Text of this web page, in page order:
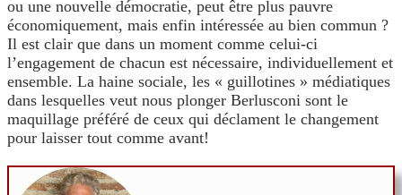
ou une nouvelle démocratie, peut être plus pauvre
économiquement, mais enfin intéressée au bien commun ?
Il est clair que dans un moment comme celui-ci
l’engagement de chacun est nécessaire, individuellement et
ensemble. La haine sociale, les « guillotines » médiatiques
dans lesquelles veut nous plonger Berlusconi sont le
maquillage préféré de ceux qui déclament le changement
pour laisser tout comme avant!